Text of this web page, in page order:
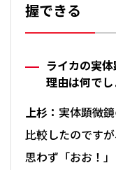
握できる
ライカの実
理由は何でし
上杉： 実体顕微
比較したのです
思わず「おお！